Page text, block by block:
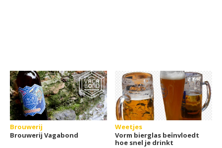
Brouwerij
Brouwerij Vagabond
Weetjes
Vorm bierglas beïnvloedt
hoe snel je drinkt